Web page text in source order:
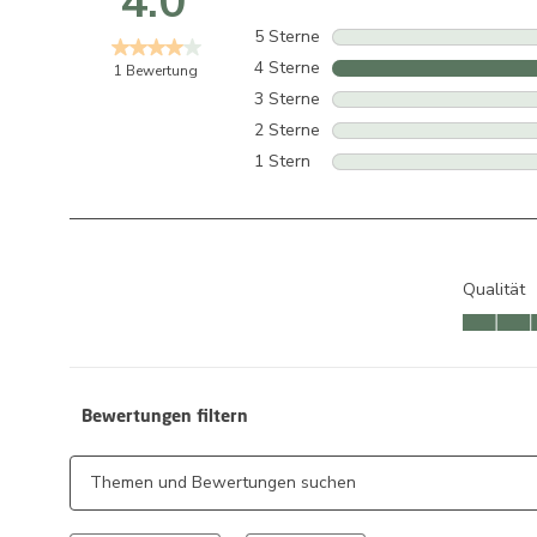
5 Sterne Sterne
4 Sterne Sterne
3 Sterne Sterne
2 Sterne Sterne
1 Stern Sterne
1 Bewertung
Qualität
Qualität,
Bewertungen filtern
Suchthemen und Bewertungen Suchregion